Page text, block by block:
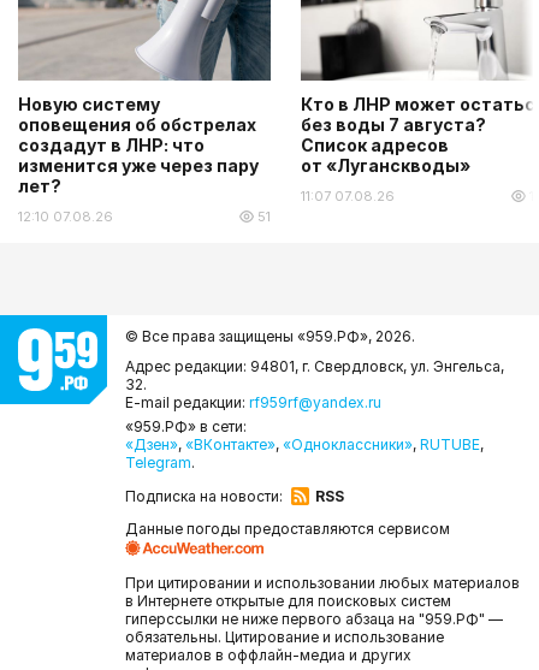
Новую систему
оповещения об обстрелах
создадут в ЛНР: что
изменится уже через пару
лет?
12:10 07.08.26 51
Кто в ЛНР может
без воды 7 августа?
Список адресов
от «Луганскводы»
11:07 07.08.26
© Все права защищены «959.РФ», 2026.
Адрес редакции: 94801, г. Свердловск, ул. Энгельса,
32.
E-mail редакции: rf959rf@yandex.ru
«959.РФ» в сети:
«Дзен», «ВКонтакте», «Одноклассники», RUTUBE,
Telegram.
Подписка на новости:
RSS
Данные погоды предоставляются сервисом
При цитировании и использовании любых материалов
в Интернете открытые для поисковых систем
гиперссылки не ниже первого абзаца на "959.РФ" —
обязательны. Цитирование и использование
материалов в оффлайн-медиа и других